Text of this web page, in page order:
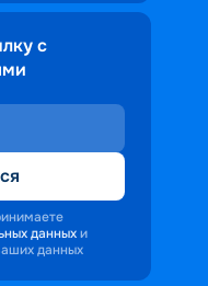
с
данных и
данных